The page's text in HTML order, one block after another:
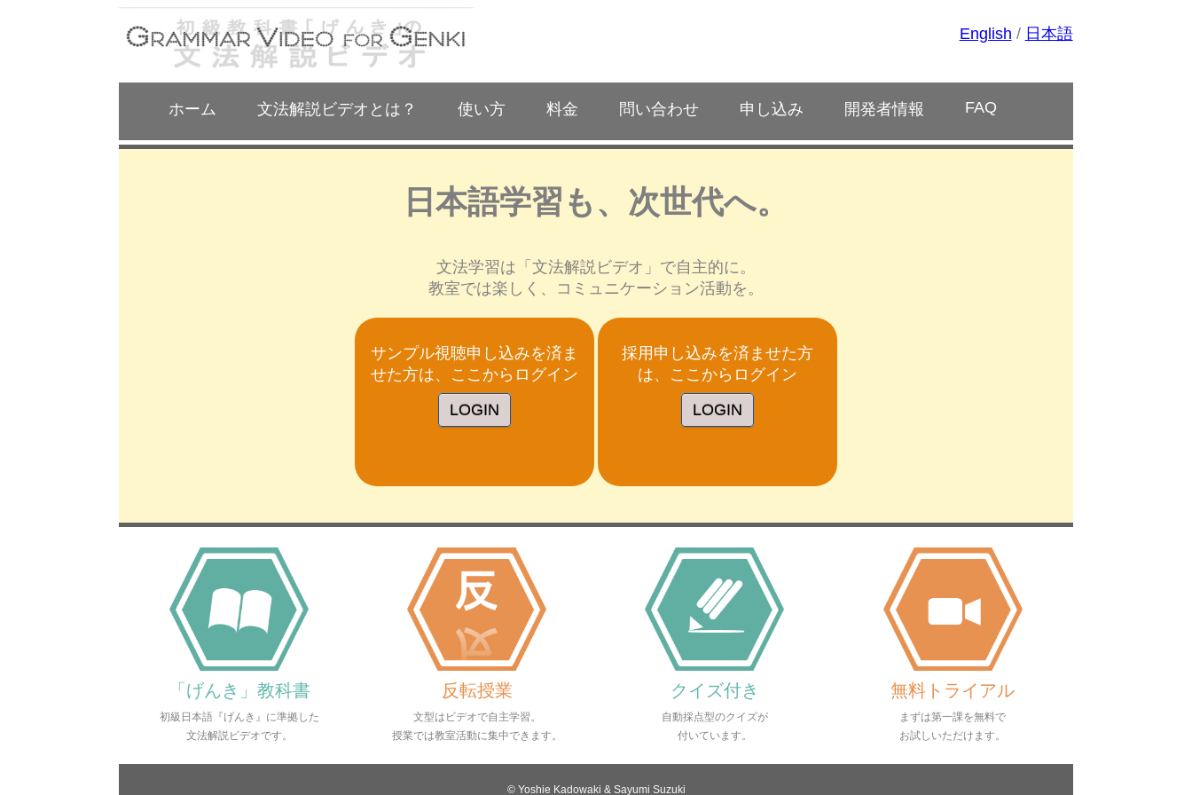
English / 日本語
ホーム 文法解説ビデオとは？ 使い方 料金 問い合わせ 申し込み 開発者情報 FAQ
日本語学習も、次世代へ。
文法学習は「文法解説ビデオ」で自主的に。
教室では楽しく、コミュニケーション活動を。
サンプル視聴申し込みを済ま
せた方は、ここからログイン
LOGIN
採用申し込みを済ませた方
は、ここからログイン
LOGIN
「げんき」教科書 反転授業 クイズ付き 無料トライアル
初級日本語『げんき』に準拠した
文法解説ビデオです。
文型はビデオで自主学習。
授業では教室活動に集中できます。
自動採点型のクイズが
付いています。
まずは第一課を無料で
お試しいただけます。
© Yoshie Kadowaki & Sayumi Suzuki